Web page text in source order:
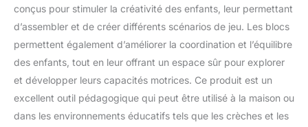
souple est fabriqué avec
précision - composé de
mousse PE et recouvert
de cuir végétalien (PVC).
conçus pour stimuler la créativité des enfants, leur permettant
d’assembler et de créer différents scénarios de jeu. Les blocs
permettent également d’améliorer la coordination et l’équilibre
des enfants, tout en leur offrant un espace sûr pour explorer
et développer leurs capacités motrices. Ce produit est un
excellent outil pédagogique qui peut être utilisé à la maison ou
dans les environnements éducatifs tels que les crèches et les